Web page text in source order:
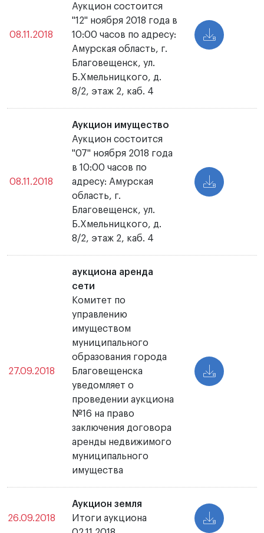
08.11.2018
Аукцион состоится
"12" ноября 2018 года в
10:00 часов по адресу:
Амурская область, г.
Благовещенск, ул.
Б.Хмельницкого, д.
8/2, этаж 2, каб. 4
08.11.2018
Аукцион имущество
Аукцион состоится
"07" ноября 2018 года
в 10:00 часов по
адресу: Амурская
область, г.
Благовещенск, ул.
Б.Хмельницкого, д.
8/2, этаж 2, каб. 4
27.09.2018
аукциона аренда
сети
Комитет по
управлению
имуществом
муниципального
образования города
Благовещенска
уведомляет о
проведении аукциона
№16 на право
заключения договора
аренды недвижимого
муниципального
имущества
26.09.2018
Аукцион земля
Итоги аукциона